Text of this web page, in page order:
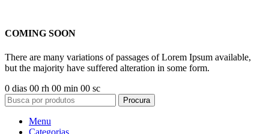
COMING SOON
There are many variations of passages of Lorem Ipsum available,
but the majority have suffered alteration in some form.
0 dias 00 rh 00 min 00 sc
Procura
Menu
Categorias